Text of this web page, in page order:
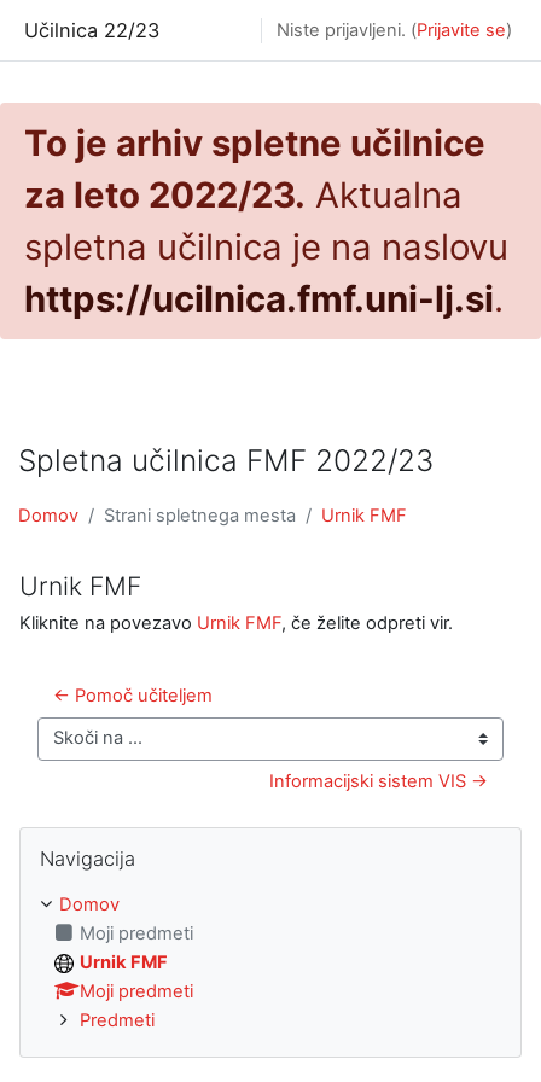
To je arhiv spletne učilnice
za leto 2022/23. Aktualna
spletna učilnica je na naslovu
https://ucilnica.fmf.uni-lj.si.
Učilnica 22/23 Niste prijavljeni. (Prijavite se)
Spletna učilnica FMF 2022/23
Domov Strani spletnega mesta Urnik FMF
Urnik FMF
Kliknite na povezavo Urnik FMF, če želite odpreti vir.
← Pomoč učiteljem
Skoči na ...
Informacijski sistem VIS →
Navigacija
Domov
Moji predmeti
Urnik FMF
Moji predmeti
Predmeti